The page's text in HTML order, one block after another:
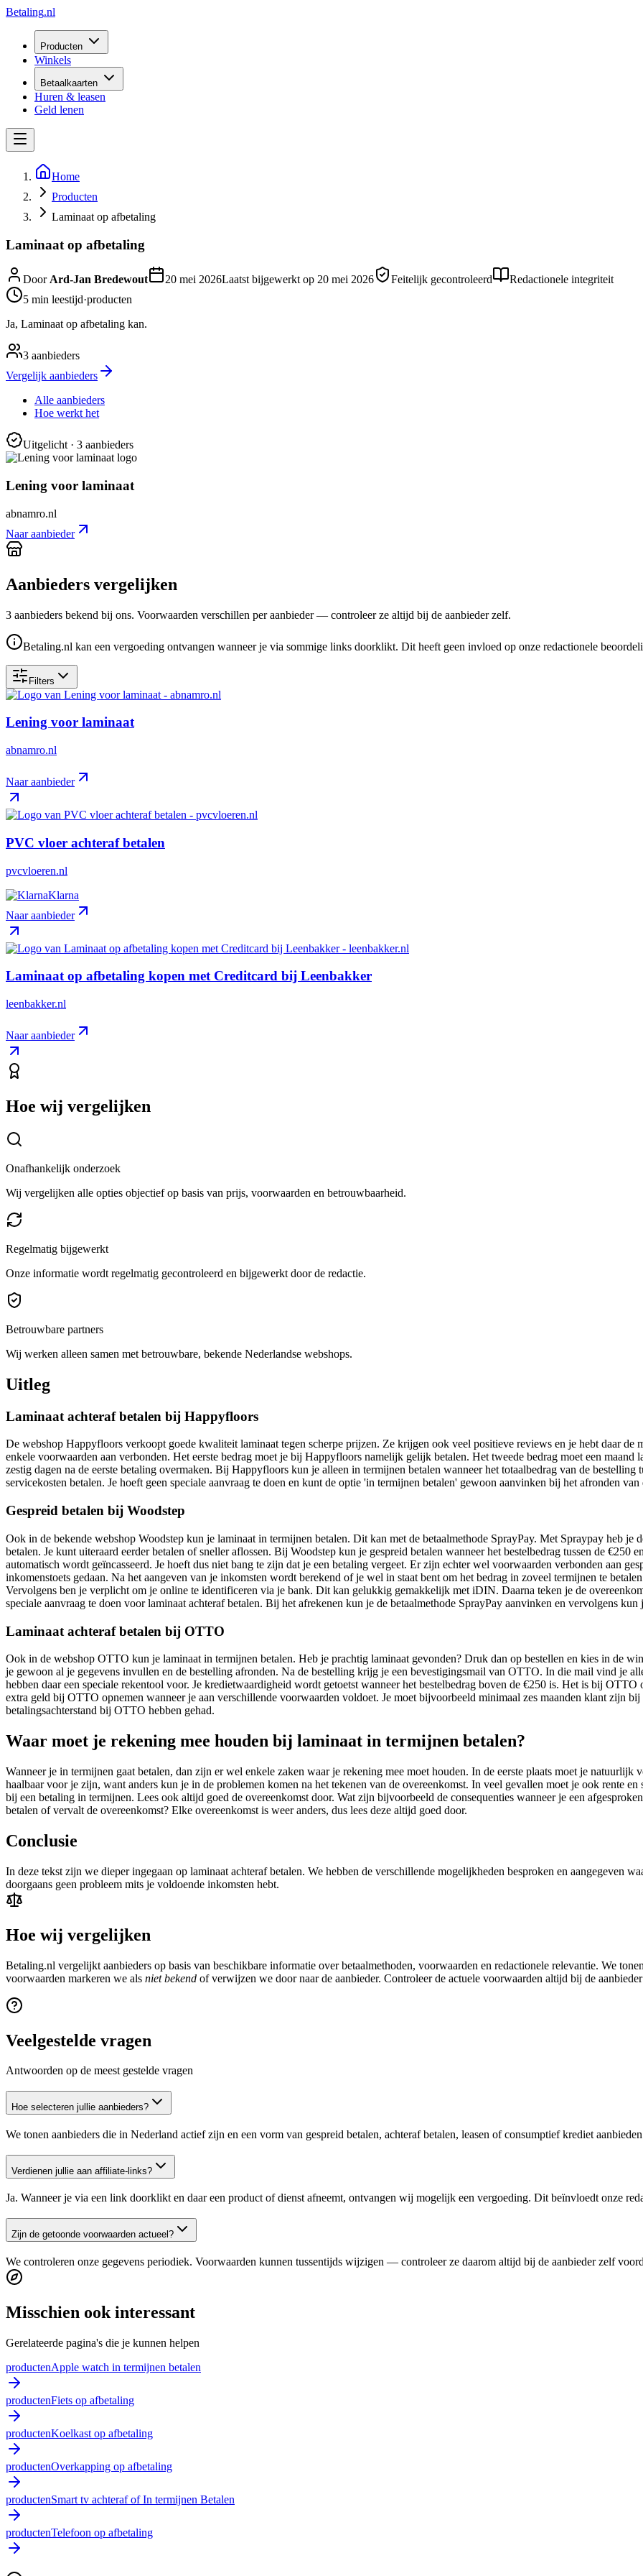
Betaling.nl
Producten
Winkels
Betaalkaarten
Huren & leasen
Geld lenen
Home
Producten
Laminaat op afbetaling
Laminaat op afbetaling
DoorArd-Jan Bredewout 20 mei 2026Laatst bijgewerkt op 20 mei 2026 Feitelijk gecontroleerd
Redactionele integriteit
5 min leestijd·producten
Ja, Laminaat op afbetaling kan.
3 aanbieders
Vergelijk aanbieders
Alle aanbieders
Hoe werkt het
Uitgelicht· 3 aanbieders
Lening voor laminaat
abnamro.nl
Naar aanbieder
Aanbieders vergelijken
3 aanbieders bekend bij ons. Voorwaarden verschillen per aanbieder — controleer ze altijd bij de aanbieder zelf.
Betaling.nl kan een vergoeding ontvangen wanneer je via sommige links doorklikt. Dit heeft geen invloed op onze redactionele
Filters
Lening voor laminaat
abnamro.nl
Naar aanbieder
PVC vloer achteraf betalen
pvcvloeren.nl
Klarna
Naar aanbieder
Laminaat op afbetaling kopen met Creditcard bij Leenbakker
leenbakker.nl
Naar aanbieder
Hoe wij vergelijken
Onafhankelijk onderzoek
Wij vergelijken alle opties objectief op basis van prijs, voorwaarden en betrouwbaarheid.
Regelmatig bijgewerkt
Onze informatie wordt regelmatig gecontroleerd en bijgewerkt door de redactie.
Betrouwbare partners
Wij werken alleen samen met betrouwbare, bekende Nederlandse webshops.
Uitleg
Laminaat achteraf betalen bij Happyfloors
De webshop Happyfloors verkoopt goede kwaliteit laminaat tegen scherpe prijzen. Ze krijgen ook veel positieve reviews en je hebt daar
enkele voorwaarden aan verbonden. Het eerste bedrag moet je bij Happyfloors namelijk gelijk betalen. Het tweede bedrag moet een
zestig dagen na de eerste betaling overmaken. Bij Happyfloors kun je alleen in termijnen betalen wanneer het totaalbedrag van de bestelling
servicekosten betalen. Je hoeft geen speciale aanvraag te doen en kunt de optie 'in termijnen betalen' gewoon aanvinken bij het afronden van
Gespreid betalen bij Woodstep
Ook in de bekende webshop Woodstep kun je laminaat in termijnen betalen. Dit kan met de betaalmethode SprayPay. Met Spraypay heb
betalen. Je kunt uiteraard eerder betalen of sneller aflossen. Bij Woodstep kun je gespreid betalen wanneer het bestelbedrag tussen de €250
automatisch wordt geïncasseerd. Je hoeft dus niet bang te zijn dat je een betaling vergeet. Er zijn echter wel voorwaarden verbonden aan
inkomenstoets gedaan. Na het aangeven van je inkomsten wordt berekend of je wel in staat bent om het bedrag in zoveel termijnen te
Vervolgens ben je verplicht om je online te identificeren via je bank. Dit kan gelukkig gemakkelijk met iDIN. Daarna teken je de
speciale aanvraag te doen voor laminaat achteraf betalen. Bij het afrekenen kun je de betaalmethode SprayPay aanvinken en vervolgens
Laminaat achteraf betalen bij OTTO
Ook in de webshop OTTO kun je laminaat in termijnen betalen. Heb je prachtig laminaat gevonden? Druk dan op bestellen en kies in de
je gewoon al je gegevens invullen en de bestelling afronden. Na de bestelling krijg je een bevestigingsmail van OTTO. In die mail vind je
hebben daar een speciale rekentool voor. Je kredietwaardigheid wordt getoetst wanneer het bestelbedrag boven de €250 is. Het is bij
extra geld bij OTTO opnemen wanneer je aan verschillende voorwaarden voldoet. Je moet bijvoorbeeld minimaal zes maanden klant zijn
betalingsachterstand bij OTTO hebben gehad.
Waar moet je rekening mee houden bij laminaat in termijnen betalen?
Wanneer je in termijnen gaat betalen, dan zijn er wel enkele zaken waar je rekening mee moet houden. In de eerste plaats moet je
haalbaar voor je zijn, want anders kun je in de problemen komen na het tekenen van de overeenkomst. In veel gevallen moet je ook rente
bij een betaling in termijnen. Lees ook altijd goed de overeenkomst door. Wat zijn bijvoorbeeld de consequenties wanneer je een
betalen of vervalt de overeenkomst? Elke overeenkomst is weer anders, dus lees deze altijd goed door.
Conclusie
In deze tekst zijn we dieper ingegaan op laminaat achteraf betalen. We hebben de verschillende mogelijkheden besproken en aangegeven
doorgaans geen probleem mits je voldoende inkomsten hebt.
Hoe wij vergelijken
Betaling.nl vergelijkt aanbieders op basis van beschikbare informatie over betaalmethoden, voorwaarden en redactionele relevantie. We
voorwaarden markeren we als niet bekend of verwijzen we door naar de aanbieder. Controleer de actuele voorwaarden altijd bij de
Veelgestelde vragen
Antwoorden op de meest gestelde vragen
Hoe selecteren jullie aanbieders?
We tonen aanbieders die in Nederland actief zijn en een vorm van gespreid betalen, achteraf betalen, leasen of consumptief krediet
Verdienen jullie aan affiliate-links?
Ja. Wanneer je via een link doorklikt en daar een product of dienst afneemt, ontvangen wij mogelijk een vergoeding. Dit beïnvloedt onze
Zijn de getoonde voorwaarden actueel?
We controleren onze gegevens periodiek. Voorwaarden kunnen tussentijds wijzigen — controleer ze daarom altijd bij de aanbieder zelf
Misschien ook interessant
Gerelateerde pagina's die je kunnen helpen
productenApple watch in termijnen betalen
productenFiets op afbetaling
productenKoelkast op afbetaling
productenOverkapping op afbetaling
productenSmart tv achteraf of In termijnen Betalen
productenTelefoon op afbetaling